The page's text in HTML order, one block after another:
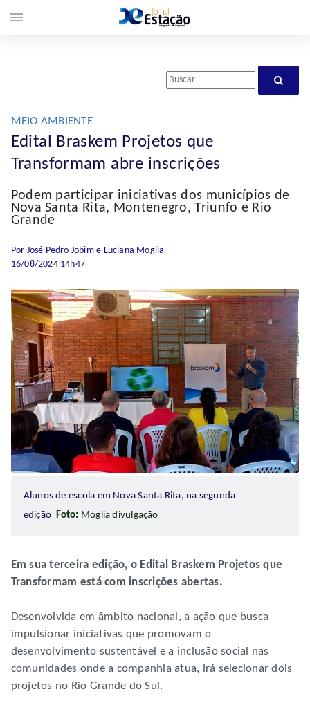
MEIO AMBIENTE
Edital Braskem Projetos que
Transformam abre inscrições
Podem participar iniciativas dos municípios de
Nova Santa Rita, Montenegro, Triunfo e Rio
Grande
Por José Pedro Jobim e Luciana Moglia
16/08/2024 14h47
Alunos de escola em Nova Santa Rita, na segunda
edição Foto: Moglia divulgação
Em sua terceira edição, o Edital Braskem Projetos que
Transformam está com inscrições abertas.
Desenvolvida em âmbito nacional, a ação que busca
impulsionar iniciativas que promovam o
desenvolvimento sustentável e a inclusão social nas
comunidades onde a companhia atua, irá selecionar dois
projetos no Rio Grande do Sul.
menu